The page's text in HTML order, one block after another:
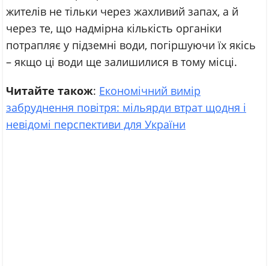
жителів не тільки через жахливий запах, а й
через те, що надмірна кількість органіки
потрапляє у підземні води, погіршуючи їх якісь
– якщо ці води ще залишилися в тому місці.
Читайте також: Економічний вимір
забруднення повітря: мільярди втрат щодня і
невідомі перспективи для України